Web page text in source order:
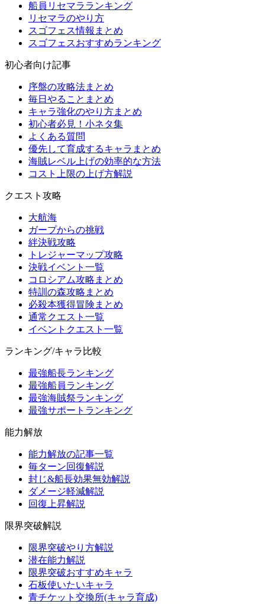
船員リセマラランキング
リセマラのやり方
スゴフェス情報まとめ
スゴフェスおすすめランキング
初心者向け記事
序盤の攻略法まとめ
毎日やることまとめ
キャラ強化のやり方まとめ
初心者必見！小ネタ集
よくある質問
優先して育成するキャラまとめ
海賊レベル上げの効率的な方法
コスト上限の上げ方解説
クエスト攻略
大航海
ガープからの挑戦
絆決戦攻略
トレジャーマップ攻略
決戦イベント一覧
コロシアム攻略まとめ
特訓の森攻略まとめ
必殺本獲得冒険まとめ
通常クエスト一覧
イベントクエスト一覧
ランキング/キャラ比較
最強船長ランキング
最強船員ランキング
最強海賊祭ランキング
最強サポートランキング
能力解放
能力解放の記事一覧
毎ターン回復解説
封じ&船長効果無効解説
ダメージ軽減解説
回復上昇解説
限界突破解説
限界突破やり方解説
潜在能力解説
限界突破おすすめキャラ
石板使いたいキャラ
青チケット交換所(キャラ育成)